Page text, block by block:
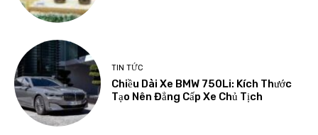
TIN TỨC
Chiều Dài Xe BMW 750Li: Kích Thước
Tạo Nên Đẳng Cấp Xe Chủ Tịch